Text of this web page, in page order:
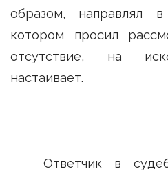
образом, направлял
котором просил
отсутствие, на
настаивает.
Ответчик в